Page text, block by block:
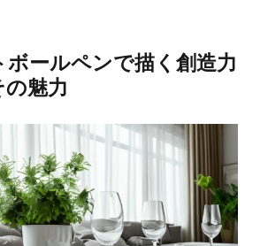
ールペンで描く創造力
魅力